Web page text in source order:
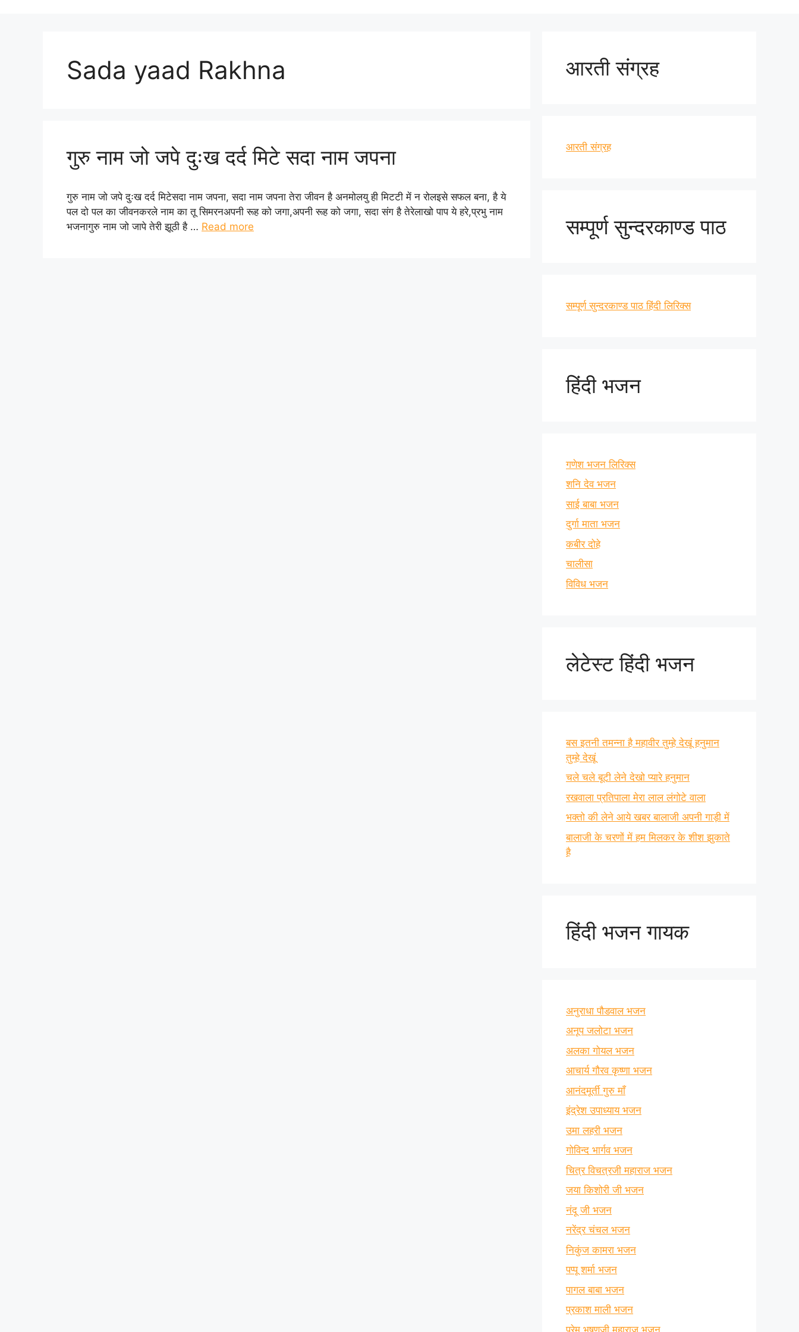
Sada yaad Rakhna
गुरु नाम जो जपे दुःख दर्द मिटे सदा नाम जपना
गुरु नाम जो जपे दुःख दर्द मिटेसदा नाम जपना, सदा नाम जपना तेरा जीवन है अनमोलयु ही मिटटी में न रोलइसे सफल बना, है ये
पल दो पल का जीवनकरले नाम का तू सिमरनअपनी रूह को जगा,अपनी रूह को जगा, सदा संग है तेरेलाखो पाप ये हरे,प्रभु नाम
भजनागुरु नाम जो जापे तेरी झूठी है … Read more
आरती संग्रह
आरती संग्रह
सम्पूर्ण सुन्दरकाण्ड पाठ
सम्पूर्ण सुन्दरकाण्ड पाठ हिंदी लिरिक्स
हिंदी भजन
गणेश भजन लिरिक्स
शनि देव भजन
साई बाबा भजन
दुर्गा माता भजन
कबीर दोहे
चालीसा
विविध भजन
लेटेस्ट हिंदी भजन
बस इतनी तमन्ना है महावीर तुम्हे देखूं हनुमान
तुम्हे देखूं
चले चले बूटी लेने देखो प्यारे हनुमान
रखवाला प्रतिपाला मेरा लाल लंगोटे वाला
भक्तो की लेने आये खबर बालाजी अपनी गाड़ी में
बालाजी के चरणों में हम मिलकर के शीश झुकाते
है
हिंदी भजन गायक
अनुराधा पौडवाल भजन
अनूप जलोटा भजन
अलका गोयल भजन
आचार्य गौरव कृष्णा भजन
आनंदमूर्ती गुरु माँ
इंद्रेश उपाध्याय भजन
उमा लहरी भजन
गोविन्द भार्गव भजन
चित्र विचत्रजी महाराज भजन
जया किशोरी जी भजन
नंदू जी भजन
नरेंद्र चंचल भजन
निकुंज कामरा भजन
पप्पू शर्मा भजन
पागल बाबा भजन
प्रकाश माली भजन
प्रेम भूषणजी महाराज भजन